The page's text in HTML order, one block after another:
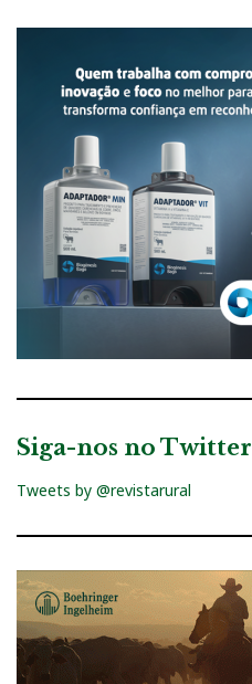
Siga-nos no Twitter
Tweets by @revistarural